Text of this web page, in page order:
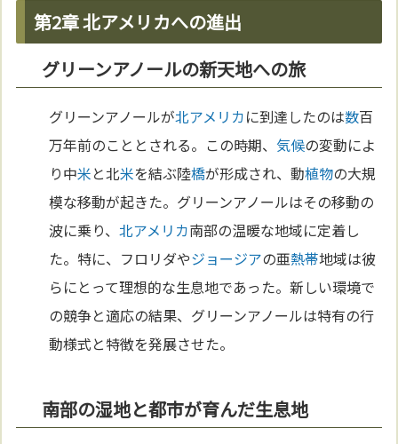
第2章 北アメリカへの進出
グリーンアノールの新天地への旅
グリーンアノールが北アメリカに到達したのは数百
万年前のこととされる。この時期、気候の変動によ
り中米と北米を結ぶ陸橋が形成され、動植物の大規
模な移動が起きた。グリーンアノールはその移動の
波に乗り、北アメリカ南部の温暖な地域に定着し
た。特に、フロリダやジョージアの亜熱帯地域は彼
らにとって理想的な生息地であった。新しい環境で
の競争と適応の結果、グリーンアノールは特有の行
動様式と特徴を発展させた。
南部の湿地と都市が育んだ生息地